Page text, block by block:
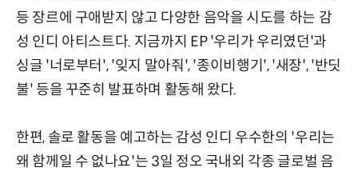
등 장르에 구애받지 않고 다양한 음악을 시도를 하는 감
성 인디 아티스트다. 지금까지 EP '우리가 우리였던'과
싱글 '너로부터', '잊지 말아줘', '종이비행기', '새장', '반딧
불' 등을 꾸준히 발표하며 활동해 왔다.
한편, 솔로 활동을 예고하는 감성 인디 우수한의 '우리는
왜 함께일 수 없나요'는 3일 정오 국내외 각종 글로벌 음